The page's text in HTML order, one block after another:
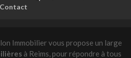
Contact
Immobilier vous propose un large
à Reims, pour répondre à tous